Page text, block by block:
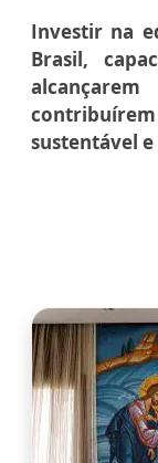
Investir na
Brasil,
sustentável